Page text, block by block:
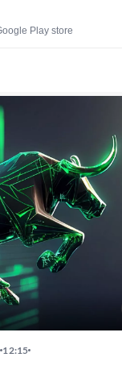
Play store
12:15